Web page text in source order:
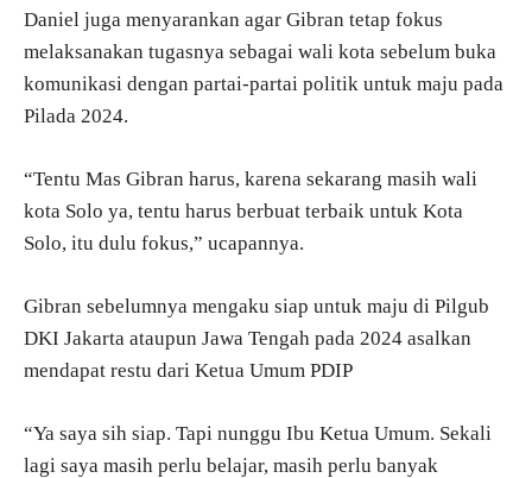
Daniel juga menyarankan agar Gibran tetap fokus
melaksanakan tugasnya sebagai wali kota sebelum buka
komunikasi dengan partai-partai politik untuk maju pada
Pilada 2024.
“Tentu Mas Gibran harus, karena sekarang masih wali
kota Solo ya, tentu harus berbuat terbaik untuk Kota
Solo, itu dulu fokus,” ucapannya.
Gibran sebelumnya mengaku siap untuk maju di Pilgub
DKI Jakarta ataupun Jawa Tengah pada 2024 asalkan
mendapat restu dari Ketua Umum PDIP
“Ya saya sih siap. Tapi nunggu Ibu Ketua Umum. Sekali
lagi saya masih perlu belajar, masih perlu banyak